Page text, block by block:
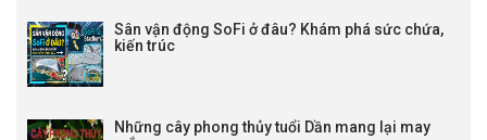
Sân vận động SoFi ở đâu? Khám phá sức chứa,
kiến trúc
Những cây phong thủy tuổi Dần mang lại may